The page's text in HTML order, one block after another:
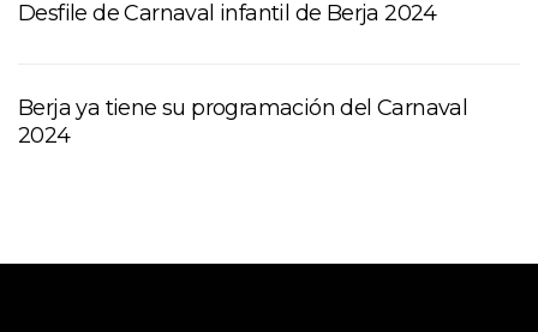
Desfile de Carnaval infantil de Berja 2024
Berja ya tiene su programación del Carnaval
2024